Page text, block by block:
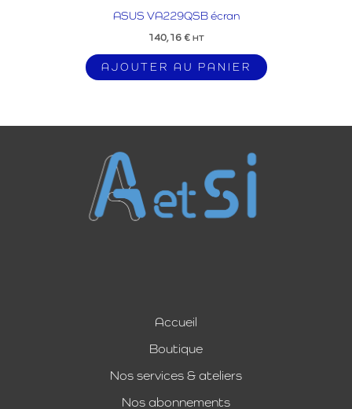
ASUS VA229QSB écran
140,16 € HT
AJOUTER AU PANIER
Accueil
Boutique
Nos services & ateliers
Nos abonnements